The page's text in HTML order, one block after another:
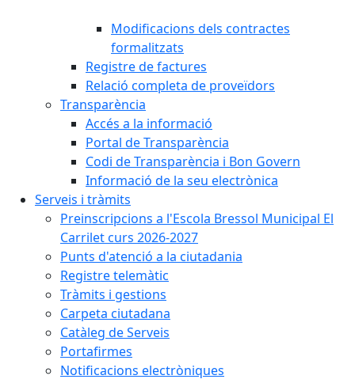
Modificacions dels contractes
formalitzats
Registre de factures
Relació completa de proveïdors
Transparència
Accés a la informació
Portal de Transparència
Codi de Transparència i Bon Govern
Informació de la seu electrònica
Serveis i tràmits
Preinscripcions a l'Escola Bressol Municipal El
Carrilet curs 2026-2027
Punts d'atenció a la ciutadania
Registre telemàtic
Tràmits i gestions
Carpeta ciutadana
Catàleg de Serveis
Portafirmes
Notificacions electròniques